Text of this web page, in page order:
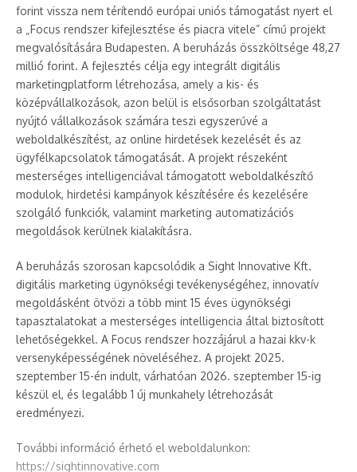
forint vissza nem térítendő európai uniós támogatást nyert el
a „Focus rendszer kifejlesztése és piacra vitele” című projekt
megvalósítására Budapesten. A beruházás összköltsége 48,27
millió forint. A fejlesztés célja egy integrált digitális
marketingplatform létrehozása, amely a kis- és
középvállalkozások, azon belül is elsősorban szolgáltatást
nyújtó vállalkozások számára teszi egyszerűvé a
weboldalkészítést, az online hirdetések kezelését és az
ügyfélkapcsolatok támogatását. A projekt részeként
mesterséges intelligenciával támogatott weboldalkészítő
modulok, hirdetési kampányok készítésére és kezelésére
szolgáló funkciók, valamint marketing automatizációs
megoldások kerülnek kialakításra.
A beruházás szorosan kapcsolódik a Sight Innovative Kft.
digitális marketing ügynökségi tevékenységéhez, innovatív
megoldásként ötvözi a több mint 15 éves ügynökségi
tapasztalatokat a mesterséges intelligencia által biztosított
lehetőségekkel. A Focus rendszer hozzájárul a hazai kkv-k
versenyképességének növeléséhez. A projekt 2025.
szeptember 15-én indult, várhatóan 2026. szeptember 15-ig
készül el, és legalább 1 új munkahely létrehozását
eredményezi.
További információ érhető el weboldalunkon:
https://sightinnovative.com